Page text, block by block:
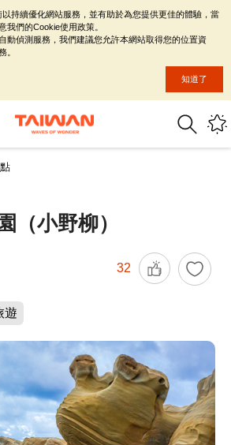
（小野柳）
32
遊
持續優化網站服務，並有助於為您提供更佳的體驗，當
我們的Cookie使用政策。
動偵測服務，我們建議您允許本網站取得您的位置資
。
知道了